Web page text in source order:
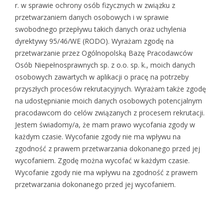
r. w sprawie ochrony osób fizycznych w związku z
przetwarzaniem danych osobowych i w sprawie
swobodnego przepływu takich danych oraz uchylenia
dyrektywy 95/46/WE (RODO). Wyrażam zgodę na
przetwarzanie przez Ogólnopolską Bazę Pracodawców
Osób Niepełnosprawnych sp. z o.o. sp. k., moich danych
osobowych zawartych w aplikacji o pracę na potrzeby
przyszłych procesów rekrutacyjnych. Wyrażam także zgodę
na udostępnianie moich danych osobowych potencjalnym
pracodawcom do celów związanych z procesem rekrutacji.
Jestem świadomy/a, że mam prawo wycofania zgody w
każdym czasie. Wycofanie zgody nie ma wpływu na
zgodność z prawem przetwarzania dokonanego przed jej
wycofaniem. Zgodę można wycofać w każdym czasie.
Wycofanie zgody nie ma wpływu na zgodność z prawem
przetwarzania dokonanego przed jej wycofaniem.